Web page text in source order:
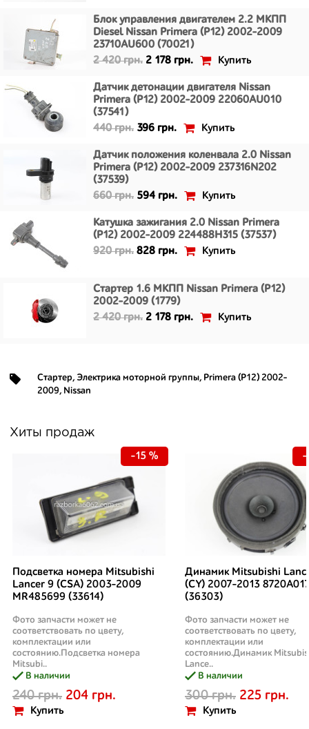
Блок управления двигателем 2.2 МКПП
Diesel Nissan Primera (P12) 2002-2009
23710AU600 (70021)
2 420 грн. 2 178 грн. Купить
Датчик детонации двигателя Nissan
Primera (P12) 2002-2009 22060AU010
(37541)
440 грн. 396 грн. Купить
Датчик положения коленвала 2.0 Nissan
Primera (P12) 2002-2009 237316N202
(37539)
660 грн. 594 грн. Купить
Катушка зажигания 2.0 Nissan Primera
(P12) 2002-2009 224488H315 (37537)
920 грн. 828 грн. Купить
Стартер 1.6 МКПП Nissan Primera (P12)
2002-2009 (1779)
2 420 грн. 2 178 грн. Купить
Стартер, Электрика моторной группы, Primera (P12) 2002-
2009, Nissan
Хиты продаж
Подсветка номера Mitsubishi
Lancer 9 (CSA) 2003-2009
MR485699 (33614)
Фото запчасти может не
соответствовать по цвету,
комплектации или
состоянию.Подсветка номера
Mitsubi..
В наличии
240 грн. 204 грн.
Купить
-15 %
Динамик Mitsubishi
(CY) 2007-2013
(36303)
Фото запчасти может не
соответствовать по цвету,
комплектации или
состоянию.Динамик
Lance..
В наличии
300 грн. 225 грн.
Купить
-